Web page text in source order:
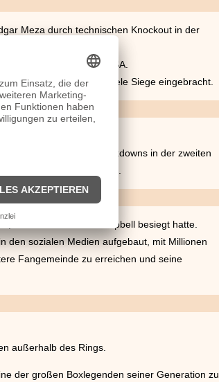
Meza durch technischen Knockout in der
Boxpromoter in den USA.
linke Haken hat ihm viele Siege eingebracht.
Runde.
Trotz eines frühen Knockdowns in der zweiten
in der siebten Runde.
nachdem er Luke Campbell besiegt hatte.
den sozialen Medien aufgebaut, mit Millionen
Fangemeinde zu erreichen und seine
außerhalb des Rings.
der großen Boxlegenden seiner Generation zu